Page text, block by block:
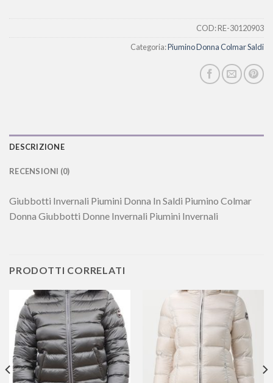
COD:RE-30120903
Categoria:Piumino Donna Colmar Saldi
DESCRIZIONE
RECENSIONI (0)
Giubbotti Invernali Piumini Donna In Saldi Piumino Colmar
Donna Giubbotti Donne Invernali Piumini Invernali
PRODOTTI CORRELATI